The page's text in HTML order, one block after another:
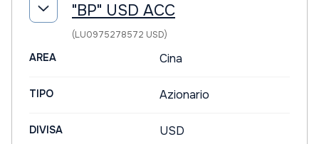
"BP" USD ACC
(LU0975278572 USD)
AREA Cina
TIPO Azionario
DIVISA USD